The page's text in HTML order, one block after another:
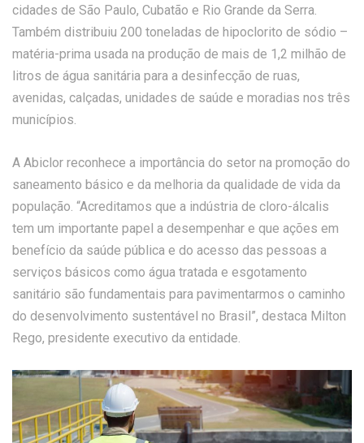
cidades de São Paulo, Cubatão e Rio Grande da Serra.
Também distribuiu 200 toneladas de hipoclorito de sódio –
matéria-prima usada na produção de mais de 1,2 milhão de
litros de água sanitária para a desinfecção de ruas,
avenidas, calçadas, unidades de saúde e moradias nos três
municípios.
A Abiclor reconhece a importância do setor na promoção do
saneamento básico e da melhoria da qualidade de vida da
população. “Acreditamos que a indústria de cloro-álcalis
tem um importante papel a desempenhar e que ações em
benefício da saúde pública e do acesso das pessoas a
serviços básicos como água tratada e esgotamento
sanitário são fundamentais para pavimentarmos o caminho
do desenvolvimento sustentável no Brasil”, destaca Milton
Rego, presidente executivo da entidade.